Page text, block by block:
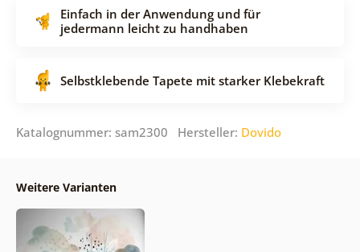
Einfach in der Anwendung und für
jedermann leicht zu handhaben
Selbstklebende Tapete mit starker Klebekraft
Katalognummer: sam2300 Hersteller: Dovido
Weitere Varianten